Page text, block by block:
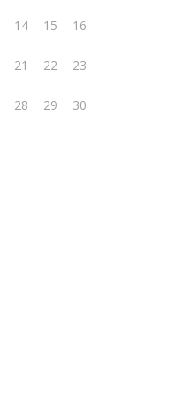
14 15 16
21 22 23
28 29 30